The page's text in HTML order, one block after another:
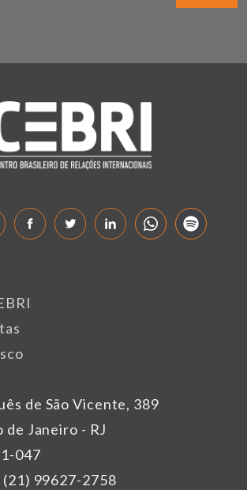
de São Vicente, 389
de Janeiro - RJ
047
(21) 99627-2758